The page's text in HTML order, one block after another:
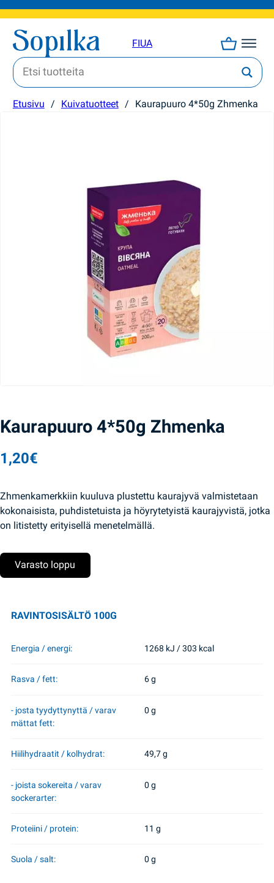
FIUA
Etusivu / Kuivatuotteet / Kaurapuuro 4*50g Zhmenka
Kaurapuuro 4*50g Zhmenka
1,20€
Zhmenkamerkkiin kuuluva plustettu kaurajyvä valmistetaan
kokonaisista, puhdistetuista ja höyrytetyistä kaurajyvistä, jotka
on litistetty erityisellä menetelmällä.
Varasto loppu
RAVINTOSISÄLTÖ 100G
Energia / energi: 1268 kJ / 303 kcal
Rasva / fett: 6 g
- josta tyydyttynyttä / varav
mättat fett:
0 g
Hiilihydraatit / kolhydrat: 49,7 g
- joista sokereita / varav
sockerarter:
0 g
Proteiini / protein: 11 g
Suola / salt: 0 g